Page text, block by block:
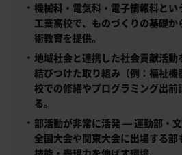
機械科・電気科・電子情報科とい
工業高校で、ものづくりの基礎
術教育を提供。
地域社会と連携した社会貢献活
結びつけた取り組み（例：福祉機
校での修繕やプログラミング出前
る。
部活動が非常に活発 — 運動部・文
全国大会や関東大会に出場する部